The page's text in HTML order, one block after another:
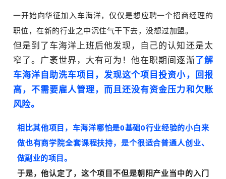
一开始向华征加入车海洋，仅仅是想应聘一个招商经理的
职位，在新的行业之中沉住气干下去，没想过加盟。
但是到了车海洋上班后他发现，自己的认知还是太
窄了。广袤世界，大有可为！他在职期间逐渐了解
车海洋自助洗车项目，发现这个项目投资小，回报
高，不需要雇人管理，而且还没有资金压力和欠账
风险。
相比其他项目，车海洋哪怕是0基础0行业经验的小白来
做也有商学院全套课程扶持，是个很适合普通人创业、
做副业的项目。
于是，他认定了，这个项目不但是朝阳产业当中的入门